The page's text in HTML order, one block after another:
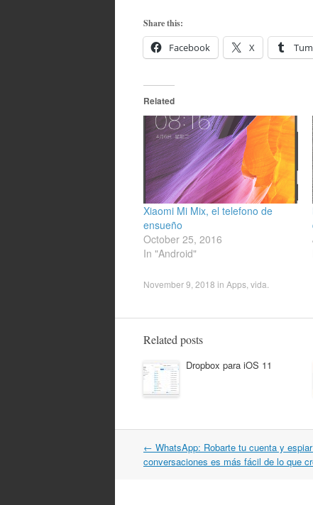
Share this:
Facebook X
Related
Xiaomi Mi Mix, el telefono de
ensueño
October 25, 2016
In "Android"
November 9, 2018 in Apps vida
Related posts
Dropbox para iOS 11
Post
navigation
← WhatsApp: Robarte tu cuenta y
conversaciones es más fácil de lo que